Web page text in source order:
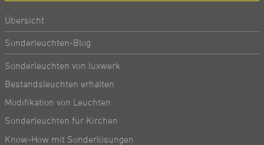
Übersicht
Sonderleuchten-Blog
Sonderleuchten von luxwerk
Bestandsleuchten erhalten
Modifikation von Leuchten
Sonderleuchten für Kirchen
Know-How mit Sonderlösungen